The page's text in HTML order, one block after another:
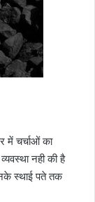
में चर्चाओं का
नही की है
स्थाई पते तक